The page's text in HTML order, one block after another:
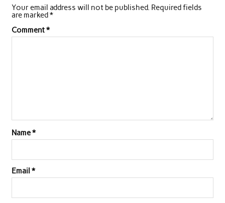
b
o
t
e
r
s
p
e
I
l
e
Your email address will not be published. Required fields
are marked*
Comment*
Name*
Email *